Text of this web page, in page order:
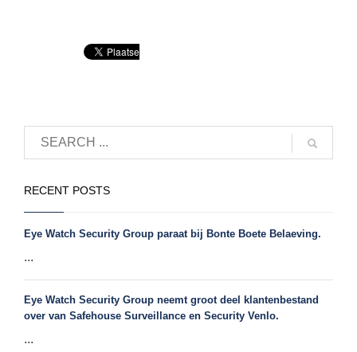
RECENT POSTS
Eye Watch Security Group paraat bij Bonte Boete Belaeving.
...
Eye Watch Security Group neemt groot deel klantenbestand
over van Safehouse Surveillance en Security Venlo.
...